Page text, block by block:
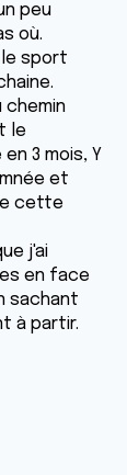
peu
où.
le sport
chemin
le
3 mois, Y
et
cette
j'ai
en face
sachant
à partir.